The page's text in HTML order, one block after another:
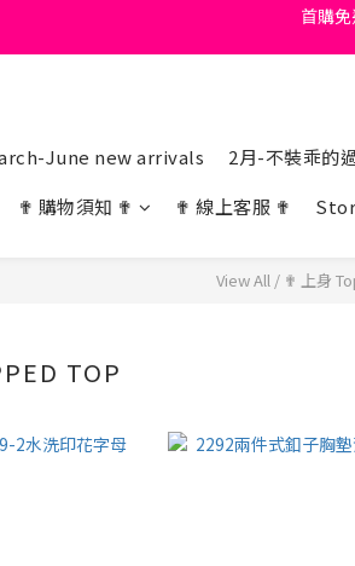
首購
首購
June new arrivals 2月-不裝乖的
✟ 購物須知 ✟ ✟ 線上客服 ✟
View All / ✟ 上身
TOP